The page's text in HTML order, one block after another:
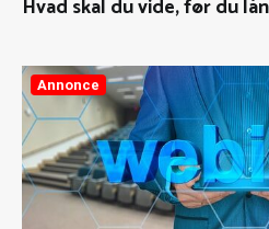
Hvad skal du vide, før du
Annonce